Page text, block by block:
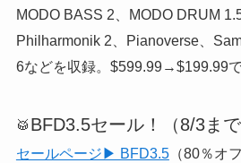
MODO BASS 2、MODO DRUM
Philharmonik 2、Pianoverse、
6などを収録。$599.99→$199.99で
🥁 BFD3.5セール！（8/3まで
セールページ▶ BFD3.5（80％オフ